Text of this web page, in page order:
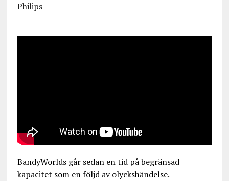
Philips
BandyWorlds går sedan en tid på begränsad
kapacitet som en följd av olyckshändelse.